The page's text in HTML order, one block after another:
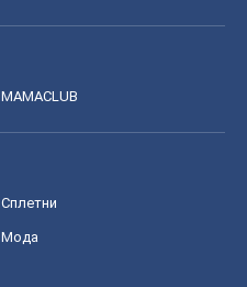
MAMACLUB
Сплетни
Мода